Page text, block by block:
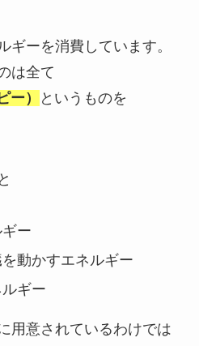
ギーを消費しています。
は全て
ー）
というものを
ー
動かすエネルギー
ギー
用意されているわけでは